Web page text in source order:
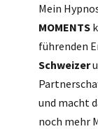
Mein
MOMENTS
führenden
Schweizer
und macht
noch mehr